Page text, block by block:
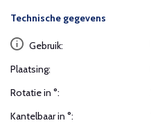
Technische gegevens
Gebruik:
Plaatsing:
Rotatie in °:
Kantelbaar in °: